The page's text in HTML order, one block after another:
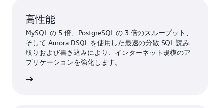
高性能
MySQL の 5 倍、PostgreSQL の 3 倍のスループット、
そして Aurora DSQL を使用した最速の分散 SQL 読み
取りおよび書き込みにより、インターネット規模のア
プリケーションを強化します。